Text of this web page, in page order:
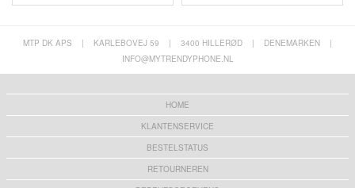
MTP DK APS | KARLEBOVEJ 59 | 3400 HILLERØD | DENEMARKEN
|
INFO@MYTRENDYPHONE.NL
HOME
KLANTENSERVICE
BESTELSTATUS
RETOURNEREN